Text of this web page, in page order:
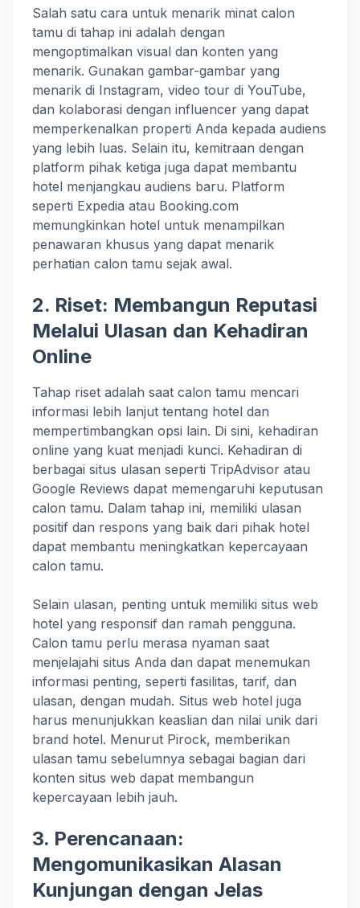
Salah satu cara untuk menarik minat calon
tamu di tahap ini adalah dengan
mengoptimalkan visual dan konten yang
menarik. Gunakan gambar-gambar yang
menarik di Instagram, video tour di YouTube,
dan kolaborasi dengan influencer yang dapat
memperkenalkan properti Anda kepada audiens
yang lebih luas. Selain itu, kemitraan dengan
platform pihak ketiga juga dapat membantu
hotel menjangkau audiens baru. Platform
seperti Expedia atau Booking.com
memungkinkan hotel untuk menampilkan
penawaran khusus yang dapat menarik
perhatian calon tamu sejak awal.
2. Riset: Membangun Reputasi
Melalui Ulasan dan Kehadiran
Online
Tahap riset adalah saat calon tamu mencari
informasi lebih lanjut tentang hotel dan
mempertimbangkan opsi lain. Di sini, kehadiran
online yang kuat menjadi kunci. Kehadiran di
berbagai situs ulasan seperti TripAdvisor atau
Google Reviews dapat memengaruhi keputusan
calon tamu. Dalam tahap ini, memiliki ulasan
positif dan respons yang baik dari pihak hotel
dapat membantu meningkatkan kepercayaan
calon tamu.
Selain ulasan, penting untuk memiliki situs web
hotel yang responsif dan ramah pengguna.
Calon tamu perlu merasa nyaman saat
menjelajahi situs Anda dan dapat menemukan
informasi penting, seperti fasilitas, tarif, dan
ulasan, dengan mudah. Situs web hotel juga
harus menunjukkan keaslian dan nilai unik dari
brand hotel. Menurut Pirock, memberikan
ulasan tamu sebelumnya sebagai bagian dari
konten situs web dapat membangun
kepercayaan lebih jauh.
3. Perencanaan:
Mengomunikasikan Alasan
Kunjungan dengan Jelas